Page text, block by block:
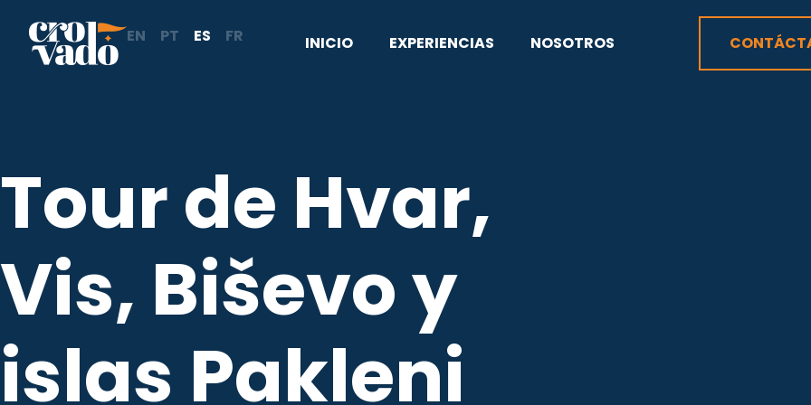
contenido
EN PT ES FR INICIO EXPERIENCIAS NOSOTROS
Tour de Hvar,
Vis, Biševo y
islas Pakleni